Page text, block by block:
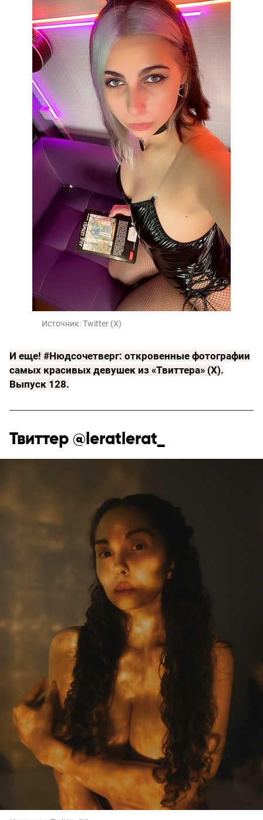
Источник:Twitter (X)
И еще! #Нюдсочетверг: откровенные фотографии
самых красивых девушек из «Твиттера» (X).
Выпуск 128.
Твиттер @leratlerat_